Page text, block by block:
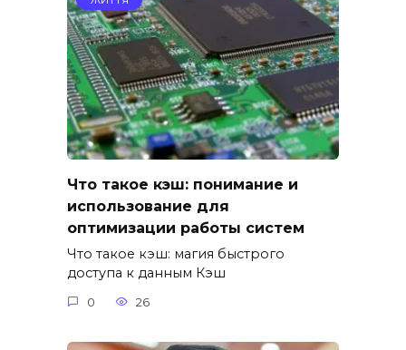
Что такое кэш: понимание и
использование для
оптимизации работы систем
Что такое кэш: магия быстрого
доступа к данным Кэш
0 26